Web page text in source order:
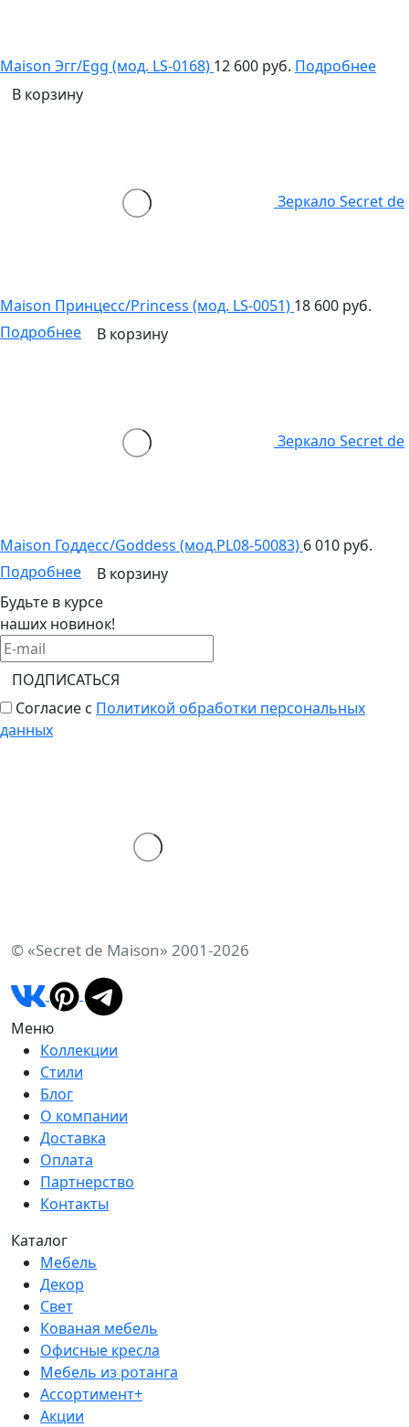
Maison Эгг/Egg (мод. LS-0168) 12 600 руб. Подробнее
В корзину
Зеркало Secret de
Maison Принцесс/Princess (мод. LS-0051) 18 600 руб.
Подробнее
В корзину
Зеркало Secret de
Maison Годдесс/Goddess (мод.PL08-50083) 6 010 руб.
Подробнее
В корзину
Будьте в курсе
наших новинок!
ПОДПИСАТЬСЯ
Согласие с Политикой обработки персональных
данных
© «Secret de Maison» 2001-2026
Меню
Коллекции
Стили
Блог
О компании
Доставка
Оплата
Партнерство
Контакты
Каталог
Мебель
Декор
Свет
Кованая мебель
Офисные кресла
Мебель из ротанга
Ассортимент+
Акции